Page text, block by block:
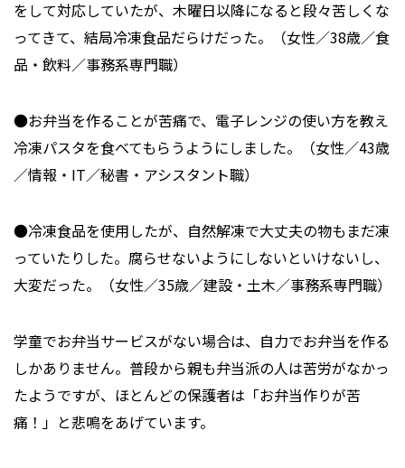
をして対応していたが、木曜日以降になると段々苦しくな
ってきて、結局冷凍食品だらけだった。（女性／38歳／食
品・飲料／事務系専門職）
●お弁当を作ることが苦痛で、電子レンジの使い方を教え
冷凍パスタを食べてもらうようにしました。（女性／43歳
／情報・IT／秘書・アシスタント職）
●冷凍食品を使用したが、自然解凍で大丈夫の物もまだ凍
っていたりした。腐らせないようにしないといけないし、
大変だった。（女性／35歳／建設・土木／事務系専門職）
学童でお弁当サービスがない場合は、自力でお弁当を作る
しかありません。普段から親も弁当派の人は苦労がなかっ
たようですが、ほとんどの保護者は「お弁当作りが苦
痛！」と悲鳴をあげています。